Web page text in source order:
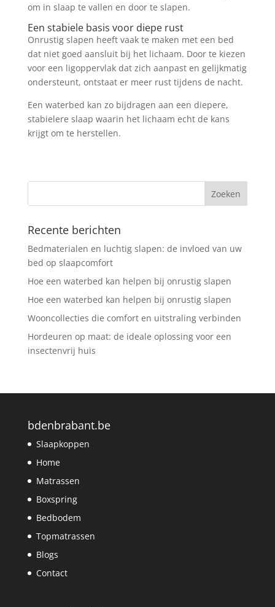
om in slaap te vallen en door te slapen.
Een stabiele basis voor diepe rust
Onrustig slapen heeft vaak te maken met een bed
dat niet goed aansluit bij het lichaam. Door te kiezen
voor een ligoppervlak dat zich aanpast en gelijkmatig
ondersteunt, ontstaat er meer rust tijdens de nacht.
Een waterbed kan zo bijdragen aan een diepere,
stabielere slaap waarin het lichaam echt de kans
krijgt om te herstellen.
Recente berichten
Bedmaterialen en luchtig slapen: de invloed van uw
bed op slaapcomfort
Hoe een waterbed kan helpen bij onrustig slapen
Hoe een waterbed kan helpen bij onrustig slapen
Wooncollecties die comfort en uitstraling verbinden
Hordeuren op maat: de ideale oplossing voor een
insectenvrij huis
bdenbrabant.be
Slaapkoppen
Home
Matrassen
Boxspring
Bedbodem
Topmatrassen
Blogs
Contact